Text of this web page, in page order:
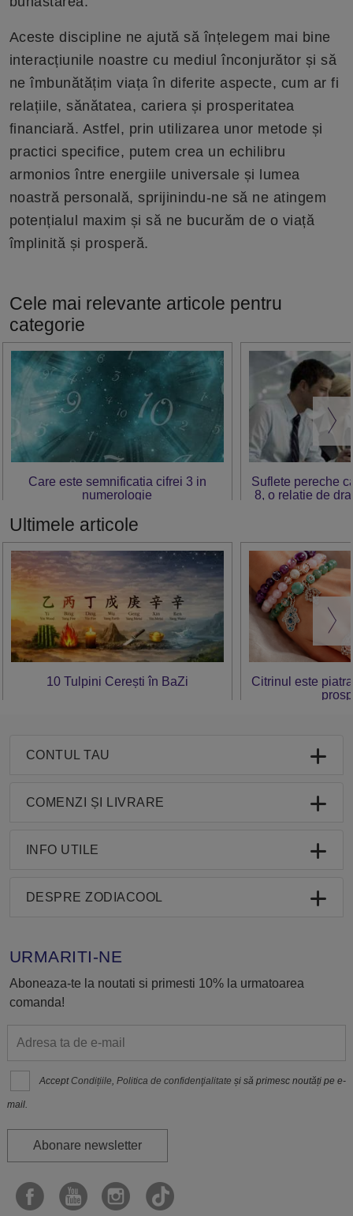
Aceste discipline ne ajută să înțelegem mai bine
interacțiunile noastre cu mediul înconjurător și să
ne îmbunătățim viața în diferite aspecte, cum ar fi
relațiile, sănătatea, cariera și prosperitatea
financiară. Astfel, prin utilizarea unor metode și
practici specifice, putem crea un echilibru
armonios între energiile universale și lumea
noastră personală, sprijinindu-ne să ne atingem
potențialul maxim și să ne bucurăm de o viață
împlinită și prosperă.
Cele mai relevante articole pentru
categorie
Care este semnificatia cifrei 3 in
numerologie
Suflete pereche
8, o relație de
Ultimele articole
10 Tulpini Cerești în BaZi
Citrinul este
CONTUL TAU
COMENZI ȘI LIVRARE
INFO UTILE
DESPRE ZODIACOOL
URMARITI-NE
Aboneaza-te la noutati si primesti 10% la urmatoarea
comanda!
Accept Condițiile,Politica de confidenţialitate și să primesc noutăți pe e-
mail.
Abonare newsletter